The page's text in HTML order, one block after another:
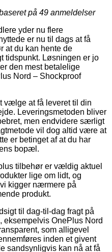
på 49 anmeldelser
yder nu flere
er nu til dags at få
at du kan hente de
tidspunkt. Løsningen er jo
den mest betalelige
Nord – Shockproof
vælge at få leveret til din
Leveringsmetoden bliver
men endvidere særligt
vil dog altid være at
er betinget af at du har
bopæl.
tilbehør er vældig aktuel
lige om lidt, og
kigger nærmere på
produkt.
til dag-til-dag fragt på
eksempelvis OnePlus Nord
som alligevel
inden et givent
sandsynligvis kan nå at få